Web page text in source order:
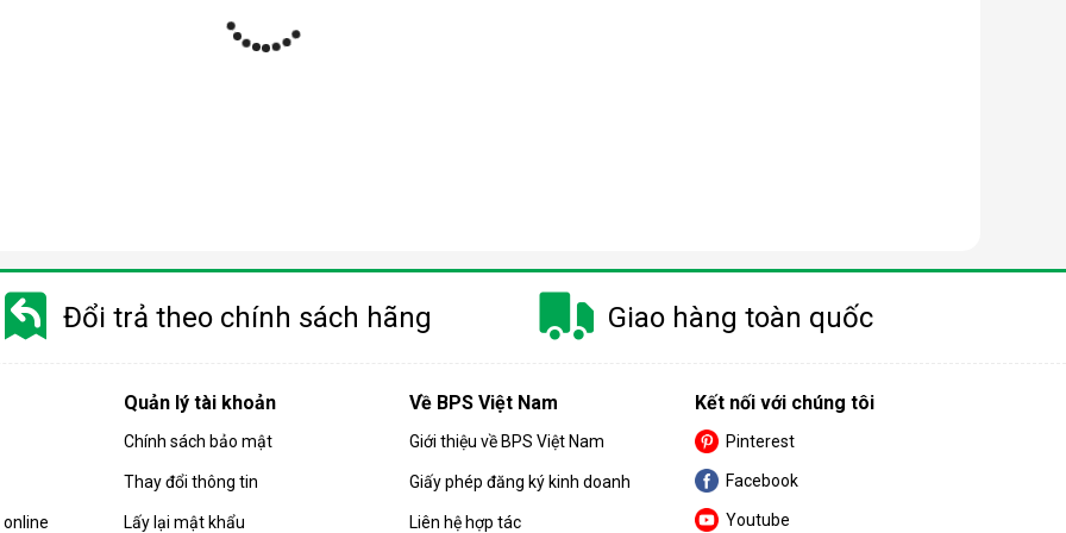
quý khách cần phải cân nhắc kỹ trước khi chọn mua sản phẩm.
hút ẩm của căn phòng. Các sản phẩm
gia đình hiện nay có công suất dao động từ 10 - 50 lít/ngày.
có công suất càng cao. Và ngược lại, diện tích phòng càng nhỏ thì nên chọn máy có công suất càng thấp.
có công suất 10-16 lít/ngày.
có công suất từ 10 - 18 lít/ngày.
Đổi trả theo chính sách hãng Giao hàng toàn quốc
Quản lý tài khoản
Chính sách bảo mật
Thay đổi thông tin
Lấy lại mật khẩu
Về BPS Việt Nam
Giới thiệu về BPS Việt Nam
Giấy phép đăng ký kinh doanh
Liên hệ hợp tác
Kết nối với chúng tôi
Pinterest
Facebook
Youtube